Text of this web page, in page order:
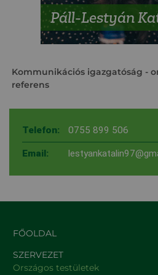
Páll-Lestyán
Kommunikációs igazgatóság -
referens
Telefon: 0755 899 506
Email:
FŐOLDAL
SZERVEZET
Országos testületek